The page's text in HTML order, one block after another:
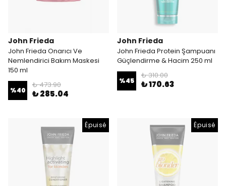
John Frieda
John Frieda Onarıcı Ve
Nemlendirici Bakım Maskesi
150 ml
%40
₺ 473.90
₺ 285.04
John Frieda
John Frieda Protein Şampuanı
Güçlendirme & Hacim 250 ml
%45
₺ 310.00
₺ 170.63
Épuisé Épuisé